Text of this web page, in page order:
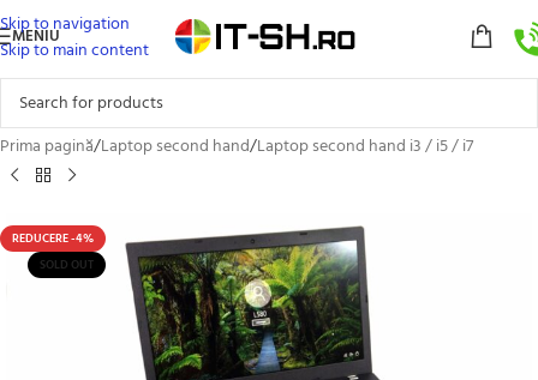
Skip to navigation
Skip to main content
MENIU
Prima pagină/Laptop second hand/Laptop second hand i3 / i5 / i7
REDUCERE -4%
SOLD OUT